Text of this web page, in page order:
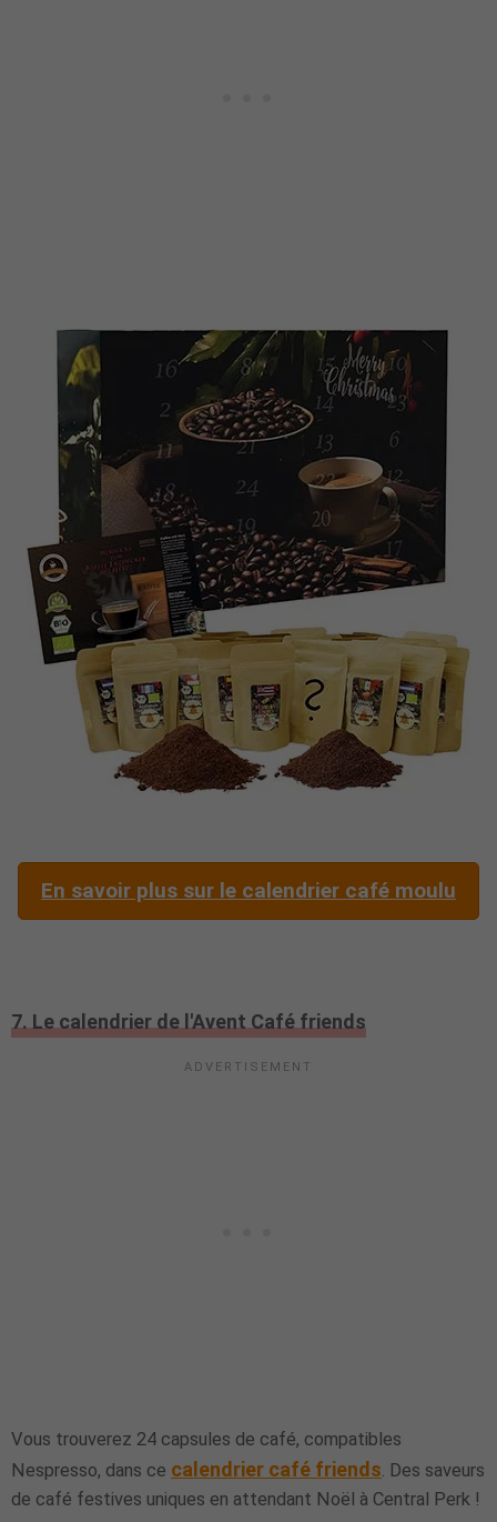
En savoir plus sur le calendrier café moulu
7. Le calendrier de l'Avent Café friends
Vous trouverez 24 capsules de café, compatibles
Nespresso, dans ce calendrier café friends. Des saveurs
de café festives uniques en attendant Noël à Central Perk !